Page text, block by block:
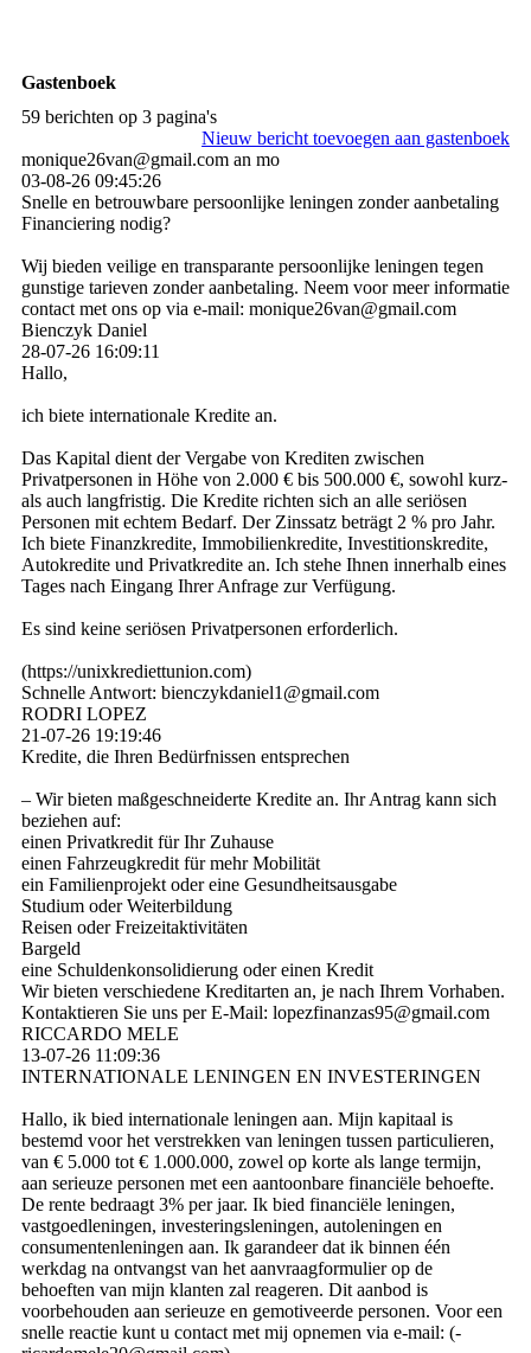
Gastenboek
59 berichten op 3 pagina's
Nieuw bericht toevoegen aan gastenboek
monique26van@gmail.com an mo
03-08-26 09:45:26
Snelle en betrouwbare persoonlijke leningen zonder aanbetaling
Financiering nodig?
Wij bieden veilige en transparante persoonlijke leningen tegen
gunstige tarieven zonder aanbetaling. Neem voor meer informatie
contact met ons op via e-mail: monique26van@gmail.com
Bienczyk Daniel
28-07-26 16:09:11
Hallo,
ich biete internationale Kredite an.
Das Kapital dient der Vergabe von Krediten zwischen
Privatpersonen in Höhe von 2.000 € bis 500.000 €, sowohl kurz-
als auch langfristig. Die Kredite richten sich an alle seriösen
Personen mit echtem Bedarf. Der Zinssatz beträgt 2 % pro Jahr.
Ich biete Finanzkredite, Immobilienkredite, Investitionskredite,
Autokredite und Privatkredite an. Ich stehe Ihnen innerhalb eines
Tages nach Eingang Ihrer Anfrage zur Verfügung.
Es sind keine seriösen Privatpersonen erforderlich.
(­https:­//­unixkrediettunion.­com)­
Schnelle Antwort: bienczykdaniel1@­gmail.­com
RODRI LOPEZ
21-07-26 19:19:46
Kredite, die Ihren Bedürfnissen entsprechen
– Wir bieten maßgeschneiderte Kredite an. Ihr Antrag kann sich
beziehen auf:
einen Privatkredit für Ihr Zuhause
einen Fahrzeugkredit für mehr Mobilität
ein Familienprojekt oder eine Gesundheitsausgabe
Studium oder Weiterbildung
Reisen oder Freizeitaktivitäten
Bargeld
eine Schuldenkonsolidierung oder einen Kredit
Wir bieten verschiedene Kreditarten an, je nach Ihrem Vorhaben.
Kontaktieren Sie uns per E-Mail: lopezfinanzas95@­gmail.­com
RICCARDO MELE
13-07-26 11:09:36
INTERNATIONALE LENINGEN EN INVESTERINGEN
Hallo, ik bied internationale leningen aan. Mijn kapitaal is
bestemd voor het verstrekken van leningen tussen particulieren,
van € 5.000 tot € 1.000.000, zowel op korte als lange termijn,
aan serieuze personen met een aantoonbare financiële behoefte.
De rente bedraagt ​​3% per jaar. Ik bied financiële leningen,
vastgoedleningen, investeringsleningen, autoleningen en
consumentenleningen aan. Ik garandeer dat ik binnen één
werkdag na ontvangst van het aanvraagformulier op de
behoeften van mijn klanten zal reageren. Dit aanbod is
voorbehouden aan serieuze en gemotiveerde personen. Voor een
snelle reactie kunt u contact met mij opnemen via e-mail: (­